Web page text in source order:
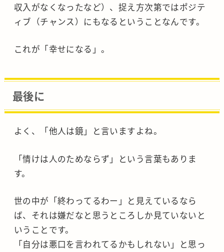
収入がなくなったなど）、捉え方次第ではポジテ
ィブ（チャンス）にもなるということなんです。
これが「幸せになる」。
最後に
よく、「他人は鏡」と言いますよね。
「情けは人のためならず」という言葉もありま
す。
世の中が「終わってるわー」と見えているなら
ば、それは嫌だなと思うところしか見ていないと
いうことです。
「自分は悪口を言われてるかもしれない」と思っ